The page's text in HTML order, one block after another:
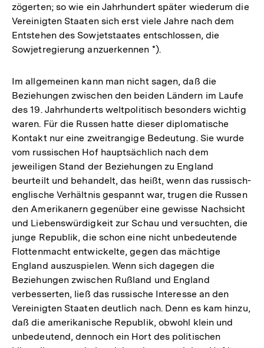
zögerten; so wie ein Jahrhundert später wiederum die
Vereinigten Staaten sich erst viele Jahre nach dem
Entstehen des Sowjetstaates entschlossen, die
Sowjetregierung anzuerkennen *).
Im allgemeinen kann man nicht sagen, daß die
Beziehungen zwischen den beiden Ländern im Laufe
des 19. Jahrhunderts weltpolitisch besonders wichtig
waren. Für die Russen hatte dieser diplomatische
Kontakt nur eine zweitrangige Bedeutung. Sie wurde
vom russischen Hof hauptsächlich nach dem
jeweiligen Stand der Beziehungen zu England
beurteilt und behandelt, das heißt, wenn das russisch-
englische Verhältnis gespannt war, trugen die Russen
den Amerikanern gegenüber eine gewisse Nachsicht
und Liebenswürdigkeit zur Schau und versuchten, die
junge Republik, die schon eine nicht unbedeutende
Flottenmacht entwickelte, gegen das mächtige
England auszuspielen. Wenn sich dagegen die
Beziehungen zwischen Rußland und England
verbesserten, ließ das russische Interesse an den
Vereinigten Staaten deutlich nach. Denn es kam hinzu,
daß die amerikanische Republik, obwohl klein und
unbedeutend, dennoch ein Hort des politischen